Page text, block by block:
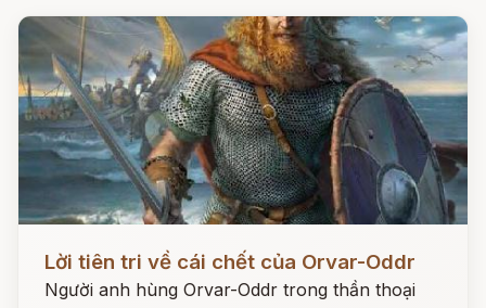
Lời tiên tri về cái chết của Orvar-Oddr
Người anh hùng Orvar-Oddr trong thần thoại